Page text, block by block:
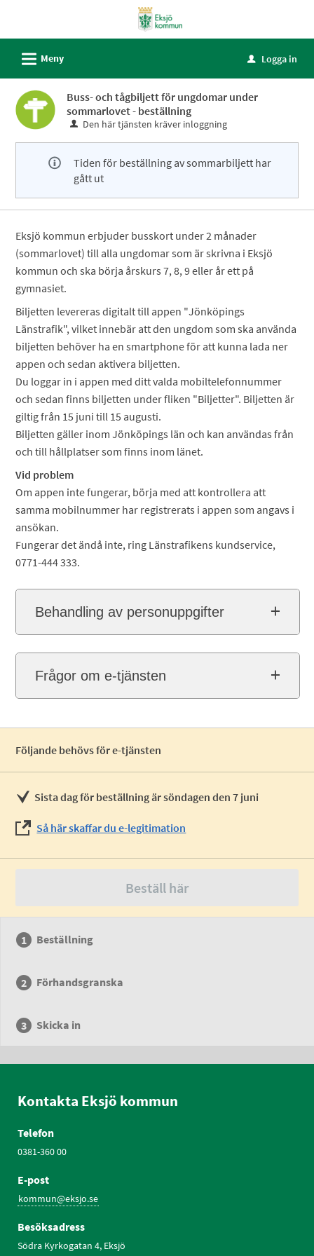
självservice
Eksjö
kommun
L Meny u Logga in
Buss- och tågbiljett för ungdomar under
sommarlovet - beställning
Den här tjänsten kräver inloggning
Tiden för beställning av sommarbiljett har
gått ut
Eksjö kommun erbjuder busskort under 2 månader
(sommarlovet) till alla ungdomar som är skrivna i Eksjö
kommun och ska börja årskurs 7, 8, 9 eller år ett på
gymnasiet.
Biljetten levereras digitalt till appen "Jönköpings
Länstrafik", vilket innebär att den ungdom som ska använda
biljetten behöver ha en smartphone för att kunna lada ner
appen och sedan aktivera biljetten.
Du loggar in i appen med ditt valda mobiltelefonnummer
och sedan finns biljetten under fliken "Biljetter". Biljetten är
giltig från 15 juni till 15 augusti.
Biljetten gäller inom Jönköpings län och kan användas från
och till hållplatser som finns inom länet.
Vid problem
Om appen inte fungerar, börja med att kontrollera att
samma mobilnummer har registrerats i appen som angavs i
ansökan.
Fungerar det ändå inte, ring Länstrafikens kundservice,
0771-444 333.
Behandling av personuppgifter
Frågor om e-tjänsten
Följande behövs för e-tjänsten
Sista dag för beställning är söndagen den 7 juni
Så här skaffar du e-legitimation
Beställ här
Beställning
Förhandsgranska
Skicka in
Kontakta Eksjö kommun
Telefon
0381-360 00
E-post
kommun@eksjo.se
Besöksadress
Södra Kyrkogatan 4, Eksjö